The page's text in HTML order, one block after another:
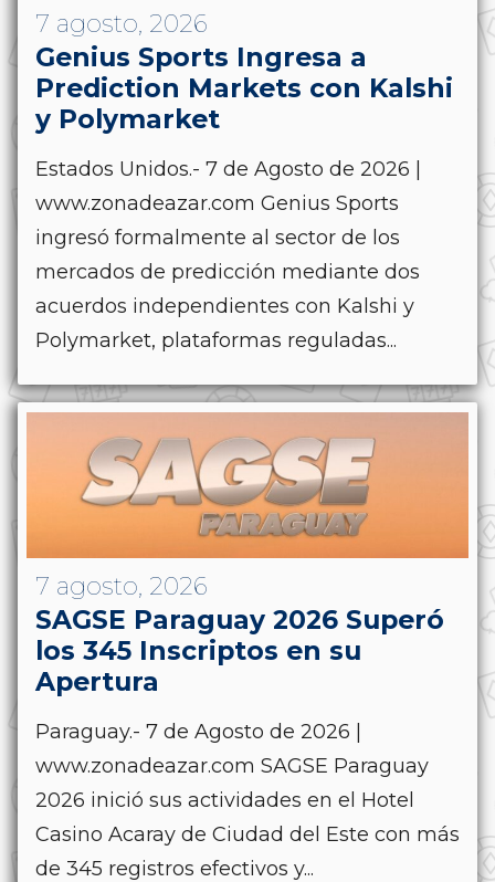
7 agosto, 2026
Genius Sports Ingresa a
Prediction Markets con Kalshi
y Polymarket
Estados Unidos.- 7 de Agosto de 2026 |
www.zonadeazar.com Genius Sports
ingresó formalmente al sector de los
mercados de predicción mediante dos
acuerdos independientes con Kalshi y
Polymarket, plataformas reguladas...
7 agosto, 2026
SAGSE Paraguay 2026 Superó
los 345 Inscriptos en su
Apertura
Paraguay.- 7 de Agosto de 2026 |
www.zonadeazar.com SAGSE Paraguay
2026 inició sus actividades en el Hotel
Casino Acaray de Ciudad del Este con más
de 345 registros efectivos y...